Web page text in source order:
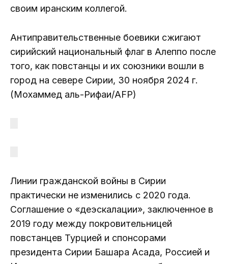
своим иранским коллегой.
Антиправительственные боевики сжигают
сирийский национальный флаг в Алеппо после
того, как повстанцы и их союзники вошли в
город на севере Сирии, 30 ноября 2024 г.
(Мохаммед аль-Рифаи/AFP)
Линии гражданской войны в Сирии
практически не изменились с 2020 года.
Соглашение о «деэскалации», заключенное в
2019 году между покровительницей
повстанцев Турцией и спонсорами
президента Сирии Башара Асада, Россией и